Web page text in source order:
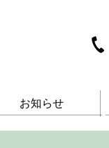
お知らせ